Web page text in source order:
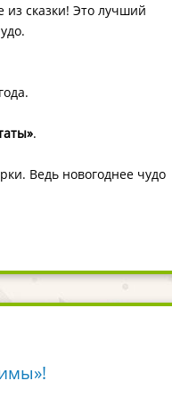
из сказки! Это лучший
.
Ведь новогоднее чудо